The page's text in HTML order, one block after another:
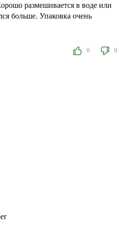
размешивается в воде или
больше. Упаковка очень
0 0